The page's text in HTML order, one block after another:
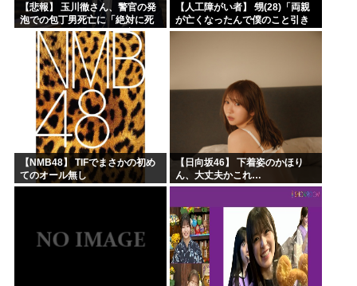
【悲報】 玉川徹さん、警官の発
泡での包丁男死亡に「絶対に死
刑にならない罪なのに警察が死
刑にした！」 → 元警官のマジレ
スがコチラ → ………
【人工障がい者】 甥(28)「両親
が亡くなったんで僕のこと引き
取ってほしいんですけど！」な
【NMB48】 TIFでまさかの初め
てのオール無し
【日向坂46】 下着姿のかほり
ん、大丈夫かこれ…